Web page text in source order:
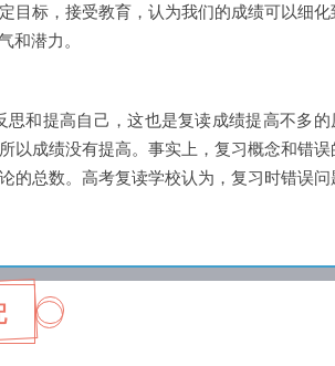
目标，接受教育，认为我们的成绩可以细化
和潜力。
和提高自己，这也是复读成绩提高不多的
以成绩没有提高。事实上，复习概念和错误
的总数。高考复读学校认为，复习时错误问